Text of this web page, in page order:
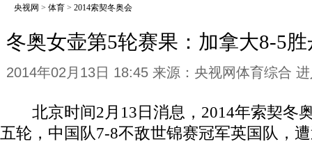
央视网 > 体育 > 2014索契冬奥会
冬奥女壶第5轮赛果：加拿大8-5
2014年02月13日 18:45 来源：央视网体育综合
北京时间2月13日消息，2014年索契冬
五轮，中国队7-8不敌世锦赛冠军英国队，